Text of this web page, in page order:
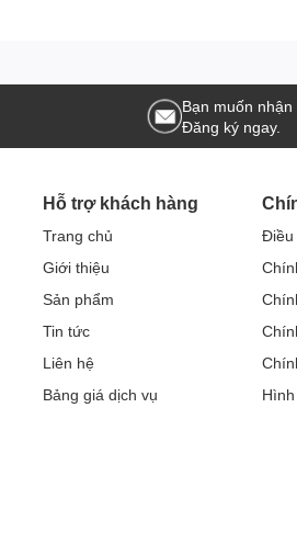
Bạn muốn
Đăng ký ngay.
Hỗ trợ khách hàng
Trang chủ
Giới thiệu
Sản phẩm
Tin tức
Liên hệ
Bảng giá dịch vụ
Điều